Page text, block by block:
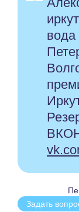
вода
Задать